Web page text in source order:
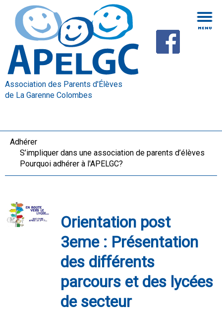
Association des Parents d'Élèves
de La Garenne Colombes
Adhérer
S’impliquer dans une association de parents d’élèves
Pourquoi adhérer à l'APELGC?
Orientation post
3eme : Présentation
des différents
parcours et des lycées
de secteur